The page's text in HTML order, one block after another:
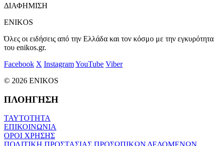
ΔΙΑΦΗΜΙΣΗ
ENIKOS
Όλες οι ειδήσεις από την Ελλάδα και τον κόσμο με την εγκυρότητα
του enikos.gr.
Facebook X InstagramYouTube Viber
© 2026 ENIKOS
ΠΛΟΗΓΗΣΗ
ΤΑΥΤΟΤΗΤΑ
ΕΠΙΚΟΙΝΩΝΙΑ
ΟΡΟΙ ΧΡΗΣΗΣ